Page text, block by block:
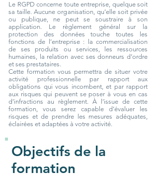
Le RGPD concerne toute entreprise, quelque soit
sa taille. Aucune organisation, qu’elle soit privée
ou publique, ne peut se soustraire à son
application. Le règlement général sur la
protection des données touche toutes les
fonctions de l’entreprise : la commercialisation
de ses produits ou services, les ressources
humaines, la relation avec ses donneurs d’ordre
et ses prestataires.
Cette formation vous permettra de situer votre
activité professionnelle par rapport aux
obligations qui vous incombent, et par rapport
aux risques qui peuvent se poser à vous en cas
d’infractions au règlement. À l’issue de cette
formation, vous serez capable d’évaluer les
risques et de prendre les mesures adéquates,
éclairées et adaptées à votre activité.
Objectifs de la
formation